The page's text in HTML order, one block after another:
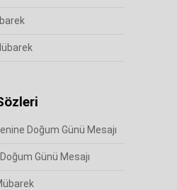
Doğum Günü Mesajı
Günü Mesajı